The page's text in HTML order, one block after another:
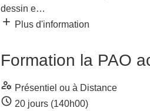
dessin e…
add Plus d'information
schedule 20 jours (140h00)
target Maîtriser les fonctions